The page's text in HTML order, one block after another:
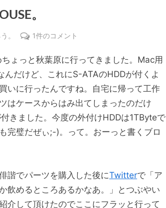
。
。
秋
原。
82
ALE
HOUSE。
の
1件のコメント
ょっと秋葉原に行ってきました。Mac用
んだけど、これにS-ATAのHDDが付くよ
いに行ったんですね。自宅に帰って工作
はケースからはみ出てしまったのだけ
きました。今度の外付けHDDは1TByteで
完璧だぜぃ;-)。って。おーっと書くブロ
諧でパーツを購入した後にTwitterで「ア
飲めるところあるかなあ。」とつぶやい
介して頂けたのでここにフラッと行って